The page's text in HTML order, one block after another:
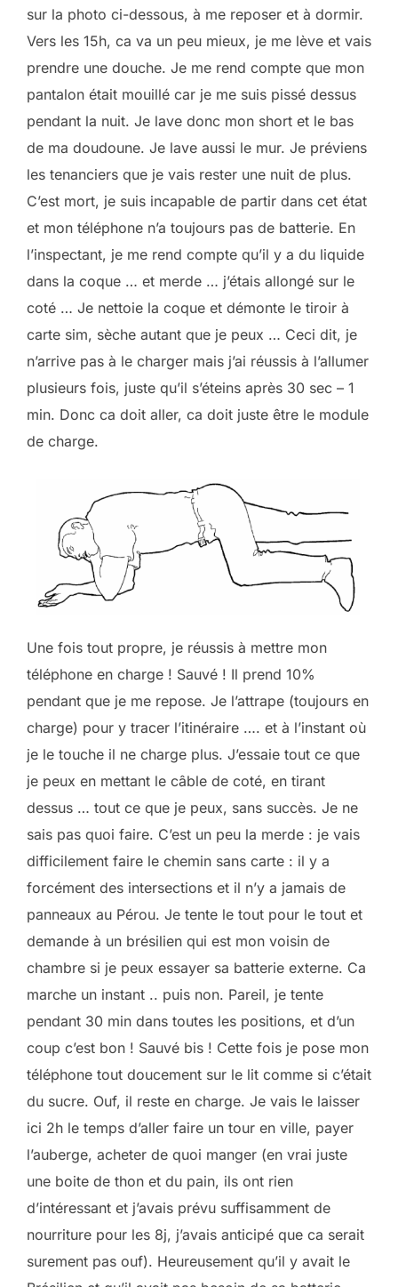
sur la photo ci-dessous, à me reposer et à dormir.
Vers les 15h, ca va un peu mieux, je me lève et vais
prendre une douche. Je me rend compte que mon
pantalon était mouillé car je me suis pissé dessus
pendant la nuit. Je lave donc mon short et le bas
de ma doudoune. Je lave aussi le mur. Je préviens
les tenanciers que je vais rester une nuit de plus.
C’est mort, je suis incapable de partir dans cet état
et mon téléphone n’a toujours pas de batterie. En
l’inspectant, je me rend compte qu’il y a du liquide
dans la coque … et merde … j’étais allongé sur le
coté … Je nettoie la coque et démonte le tiroir à
carte sim, sèche autant que je peux … Ceci dit, je
n’arrive pas à le charger mais j’ai réussis à l’allumer
plusieurs fois, juste qu’il s’éteins après 30 sec – 1
min. Donc ca doit aller, ca doit juste être le module
de charge.
Une fois tout propre, je réussis à mettre mon
téléphone en charge ! Sauvé ! Il prend 10%
pendant que je me repose. Je l’attrape (toujours en
charge) pour y tracer l’itinéraire …. et à l’instant où
je le touche il ne charge plus. J’essaie tout ce que
je peux en mettant le câble de coté, en tirant
dessus … tout ce que je peux, sans succès. Je ne
sais pas quoi faire. C’est un peu la merde : je vais
difficilement faire le chemin sans carte : il y a
forcément des intersections et il n’y a jamais de
panneaux au Pérou. Je tente le tout pour le tout et
demande à un brésilien qui est mon voisin de
chambre si je peux essayer sa batterie externe. Ca
marche un instant .. puis non. Pareil, je tente
pendant 30 min dans toutes les positions, et d’un
coup c’est bon ! Sauvé bis ! Cette fois je pose mon
téléphone tout doucement sur le lit comme si c’était
du sucre. Ouf, il reste en charge. Je vais le laisser
ici 2h le temps d’aller faire un tour en ville, payer
l’auberge, acheter de quoi manger (en vrai juste
une boite de thon et du pain, ils ont rien
d’intéressant et j’avais prévu suffisamment de
nourriture pour les 8j, j’avais anticipé que ca serait
surement pas ouf). Heureusement qu’il y avait le